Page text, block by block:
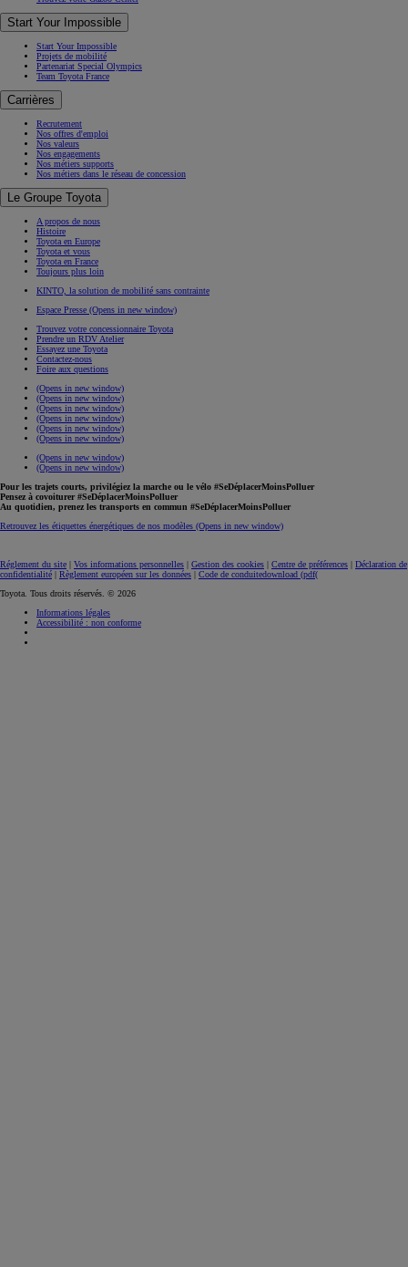
Start Your Impossible
Start Your Impossible
Projets de mobilité
Partenariat Special Olympics
Team Toyota France
Carrières
Recrutement
Nos offres d'emploi
Nos valeurs
Nos engagements
Nos métiers supports
Nos métiers dans le réseau de concession
Le Groupe Toyota
A propos de nous
Histoire
Toyota en Europe
Toyota et vous
Toyota en France
Toujours plus loin
KINTO, la solution de mobilité sans contrainte
Espace Presse
(Opens in new window)
Trouvez votre concessionnaire Toyota
Prendre un RDV Atelier
Essayez une Toyota
Contactez-nous
Foire aux questions
(Opens in new window)
(Opens in new window)
(Opens in new window)
(Opens in new window)
(Opens in new window)
(Opens in new window)
(Opens in new window)
(Opens in new window)
Pour les trajets courts, privilégiez la marche ou le vélo #SeDéplacerMoinsPolluer
Pensez à covoiturer #SeDéplacerMoinsPolluer
Au quotidien, prenez les transports en commun #SeDéplacerMoinsPolluer
Retrouvez les étiquettes énergétiques de nos modèles
(Opens in new window)
Réglement du site | Vos informations personnelles | Gestion des cookies | Centre de préférences | Déclaration de
confidentialité|Règlement européen sur les données |Code de conduitedownload (pdf(
Toyota. Tous droits réservés. © 2026
Informations légales
Accessibilité : non conforme